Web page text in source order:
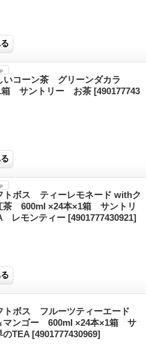
いコーン茶 グリーンダカラ
箱 サントリー お茶 [490177743
トボス ティーレモネード withク
600ml ×24本×1箱 サントリ
レモンティー [4901777430921]
トボス フルーツティーエード
ンゴー 600ml ×24本×1箱 サ
TEA [4901777430969]